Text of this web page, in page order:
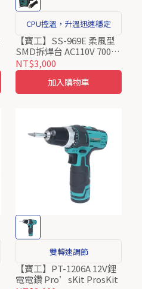
CPU控溫，升溫迅速穩定
【寶工】SS-969E 柔風型
SMD拆焊台 AC110V 700W
Pro’sKit ProsKit
NT$3,000
加入購物車
雙轉速調節
【寶工】PT-1206A 12V鋰
電電鑽 Pro’sKit ProsKit